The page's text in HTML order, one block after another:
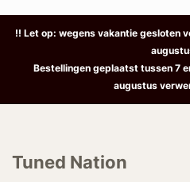
!! Let op: wegens vakantie gesloten
Bestellingen geplaatst tussen 7
augustus
Tuned Nation